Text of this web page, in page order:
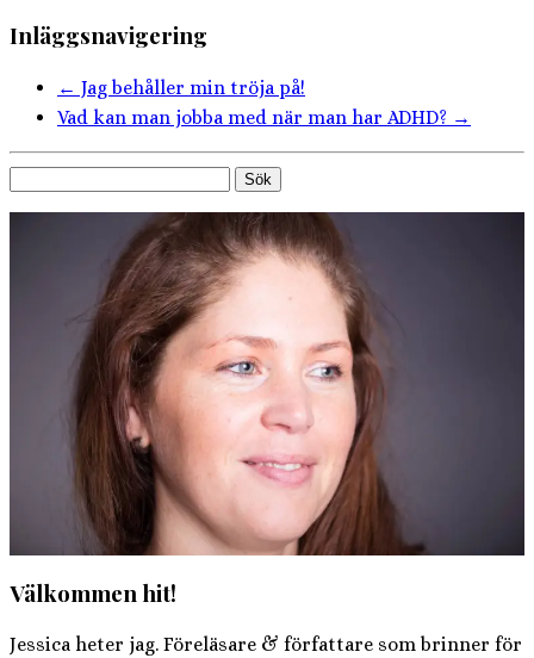
Inläggsnavigering
← Jag behåller min tröja på!
Vad kan man jobba med när man har ADHD? →
efter:
Välkommen hit!
Jessica heter jag. Föreläsare & författare som brinner för